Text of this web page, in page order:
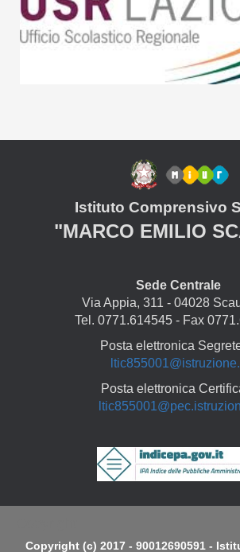
Istituto Comprensivo
"MARCO EMILIO
Sede Centrale
Via Appia, 311 - 04028
Tel. 0771.614545 - Fax
Posta elettronica
Posta elettronica
Copyright (c) 2017 - 90012690591 -